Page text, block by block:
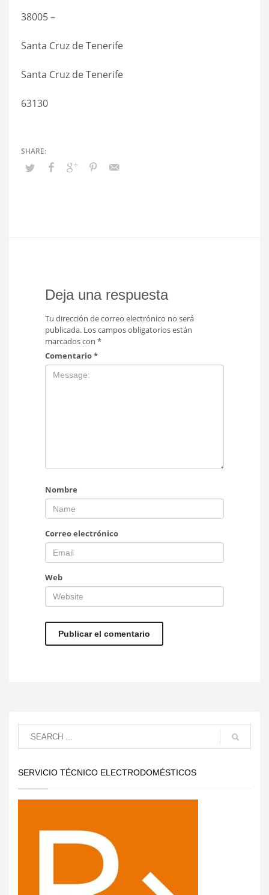
38005 –
Santa Cruz de Tenerife
Santa Cruz de Tenerife
63130
Deja una respuesta
Tu dirección de correo electrónico no será
publicada. Los campos obligatorios están
marcados con *
Comentario*
Nombre
Correo electrónico
Web
SERVICIO TÉCNICO ELECTRODOMÉSTICOS